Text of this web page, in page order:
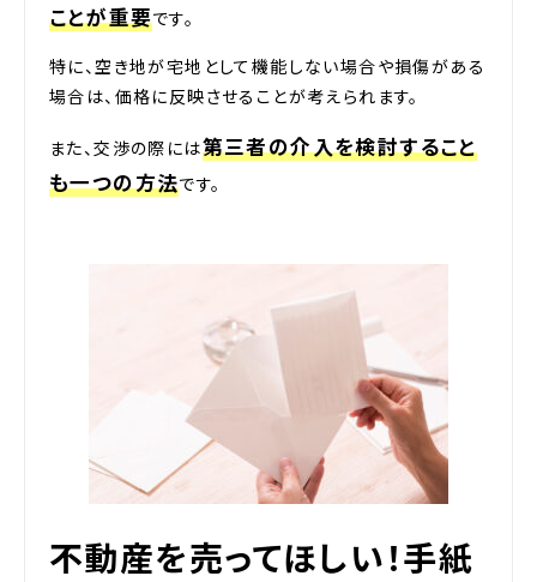
ことが重要です。
特に、空き地が宅地として機能しない場合や損傷がある
場合は、価格に反映させることが考えられます。
また、交渉の際には第三者の介入を検討すること
も一つの方法です。
不動産を売ってほしい！手紙